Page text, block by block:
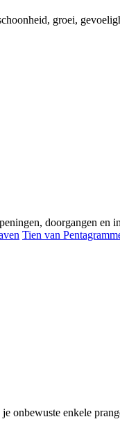
groei,
doorgangen en
Tien van
onbewuste enkele